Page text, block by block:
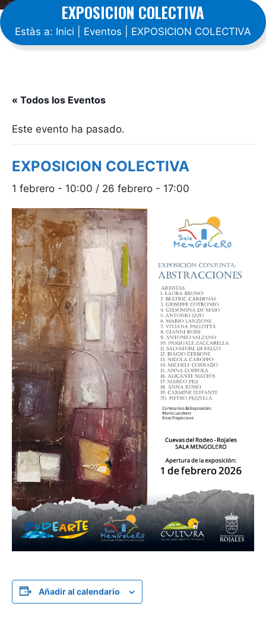
EXPOSICION COLECTIVA
Estàs a: Inici Eventos EXPOSICION COLECTIVA
« Todos los Eventos
Este evento ha pasado.
EXPOSICION COLECTIVA
1 febrero - 10:00 / 26 febrero - 17:00
Añadir al calendario